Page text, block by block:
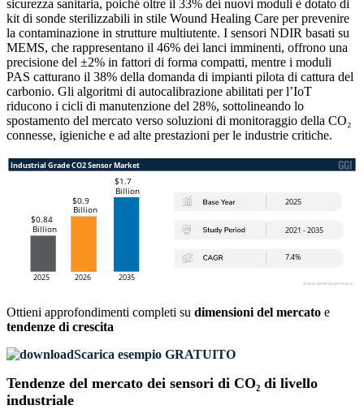
sicurezza sanitaria, poiché oltre il 33% dei nuovi moduli è dotato di
kit di sonde sterilizzabili in stile Wound Healing Care per prevenire
la contaminazione in strutture multiutente. I sensori NDIR basati su
MEMS, che rappresentano il 46% dei lanci imminenti, offrono una
precisione del ±2% in fattori di forma compatti, mentre i moduli
PAS catturano il 38% della domanda di impianti pilota di cattura del
carbonio. Gli algoritmi di autocalibrazione abilitati per l’IoT
riducono i cicli di manutenzione del 28%, sottolineando lo
spostamento del mercato verso soluzioni di monitoraggio della CO₂
connesse, igieniche e ad alte prestazioni per le industrie critiche.
Ottieni approfondimenti completi su dimensioni del mercato e
tendenze di crescita
Scarica esempio GRATUITO
Tendenze del mercato dei sensori di CO₂ di livello
industriale